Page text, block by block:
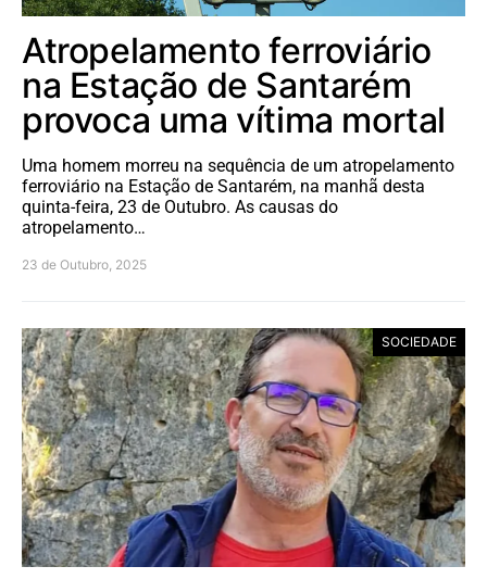
Atropelamento ferroviário
na Estação de Santarém
provoca uma vítima mortal
Uma homem morreu na sequência de um atropelamento
ferroviário na Estação de Santarém, na manhã desta
quinta-feira, 23 de Outubro. As causas do
atropelamento…
23 de Outubro, 2025
SOCIEDADE